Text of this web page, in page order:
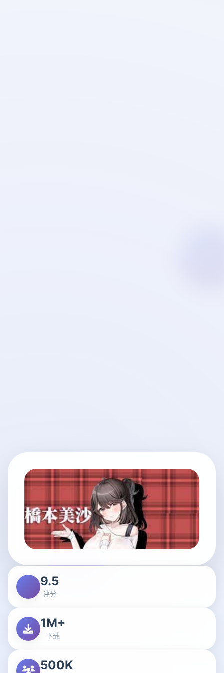
9.5
评分
1M+
下载
500K